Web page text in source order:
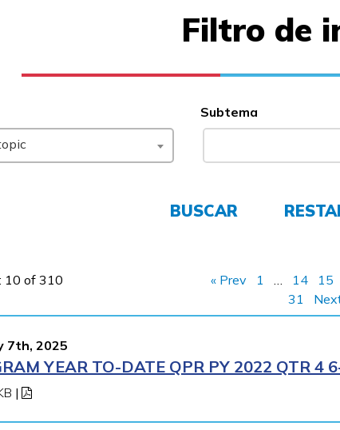
Filtro de
Subtema
BUSCAR
10 of 310 « Prev 1 … 14 15
31
7th, 2025
YEAR TO-DATE QPR PY 2022 QTR 4
|